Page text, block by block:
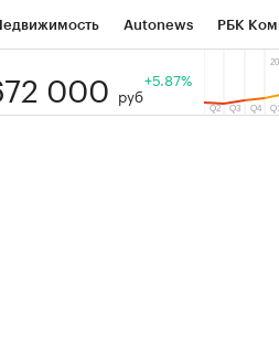
Autonews РБК
Тренды
000 руб
+5.87%